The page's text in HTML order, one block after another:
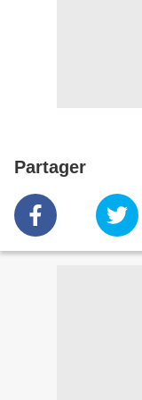
Partager